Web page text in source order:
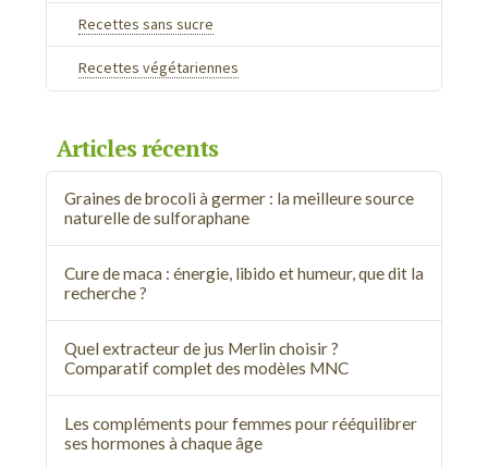
Recettes sans sucre
Recettes végétariennes
Articles récents
Graines de brocoli à germer : la meilleure source
naturelle de sulforaphane
Cure de maca : énergie, libido et humeur, que dit la
recherche ?
Quel extracteur de jus Merlin choisir ?
Comparatif complet des modèles MNC
Les compléments pour femmes pour rééquilibrer
ses hormones à chaque âge